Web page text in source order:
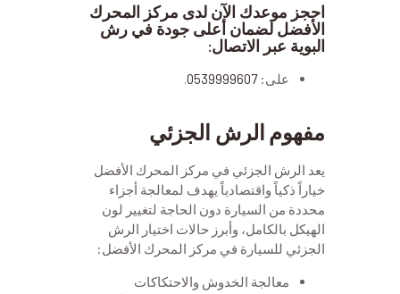
احجز موعدك الآن لدى مركز المحرك
الأفضل لضمان أعلى جودة في رش
البوية عبر الاتصال:
على:0539999607
.
مفهوم الرش الجزئي
يعد الرش الجزئي في مركز المحرك الأفضل
خياراً ذكياً واقتصادياً يهدف لمعالجة أجزاء
محددة من السيارة دون الحاجة لتغيير لون
الهيكل بالكامل، وأبرز حالات اختيار الرش
الجزئي للسيارة في مركز المحرك الأفضل:
معالجة الخدوش والاحتكاكات